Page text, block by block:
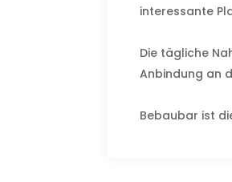
interessante
Die tägliche
Anbindung an
Bebaubar ist